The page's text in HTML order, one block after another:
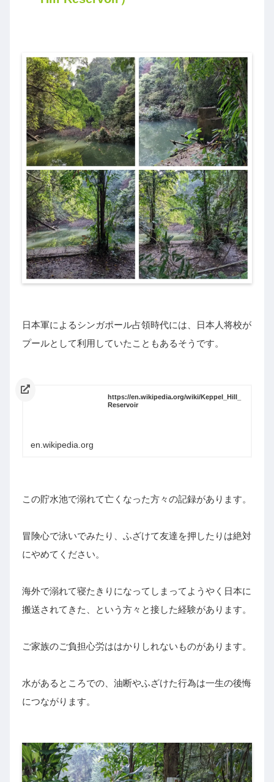
日本軍によるシンガポール占領時代には、日本人将校が
プールとして利用していたこともあるそうです。
https://en.wikipedia.org/wiki/Keppel_Hill_
Reservoir
en.wikipedia.org
この貯水池で溺れて亡くなった方々の記録があります。
冒険心で泳いでみたり、ふざけて友達を押したりは絶対
にやめてください。
海外で溺れて寝たきりになってしまってようやく日本に
搬送されてきた、という方々と接した経験があります。
ご家族のご負担心労ははかりしれないものがあります。
水があるところでの、油断やふざけた行為は一生の後悔
につながります。